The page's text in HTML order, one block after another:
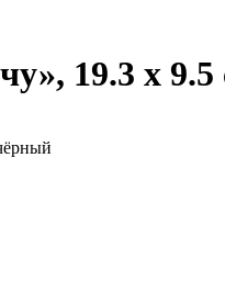
19.3 х